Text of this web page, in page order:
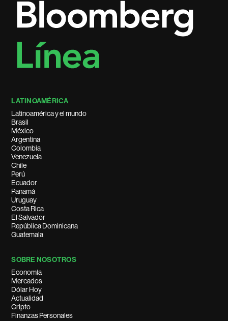
LATINOAMÉRICA
Latinoamérica y el mundo
Brasil
México
Argentina
Colombia
Venezuela
Chile
Perú
Ecuador
Panamá
Uruguay
Costa Rica
El Salvador
República Dominicana
Guatemala
SOBRE NOSOTROS
Economía
Mercados
Dólar Hoy
Actualidad
Cripto
Finanzas Personales